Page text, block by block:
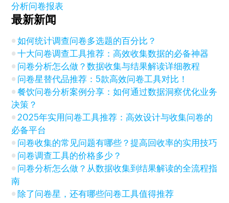
分析问卷报表
最新新闻
如何统计调查问卷多选题的百分比？
十大问卷调查工具推荐：高效收集数据的必备神器
问卷分析怎么做？数据收集与结果解读详细教程
问卷星替代品推荐：5款高效问卷工具对比！
餐饮问卷分析案例分享：如何通过数据洞察优化业务
决策？
2025年实用问卷工具推荐：高效设计与收集问卷的
必备平台
问卷收集的常见问题有哪些？提高回收率的实用技巧
问卷调查工具的价格多少？
问卷分析怎么做？从数据收集到结果解读的全流程指
南
除了问卷星，还有哪些问卷工具值得推荐